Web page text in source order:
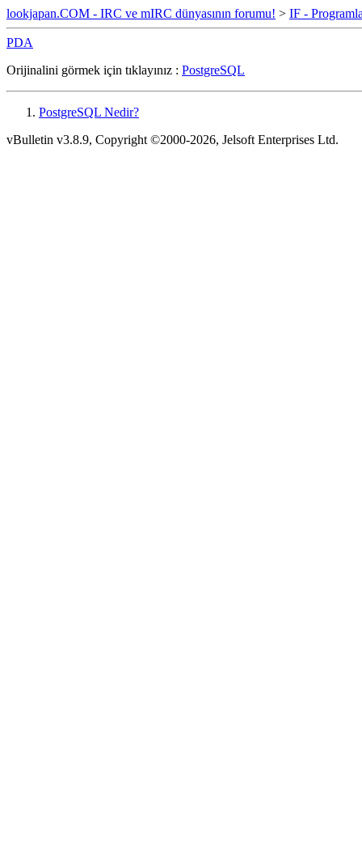
lookjapan.COM - IRC ve mIRC dünyasının forumu! > IF -
PDA
Orijinalini görmek için tıklayınız : PostgreSQL
PostgreSQL Nedir?
vBulletin v3.8.9, Copyright ©2000-2026, Jelsoft Enterprises Ltd.